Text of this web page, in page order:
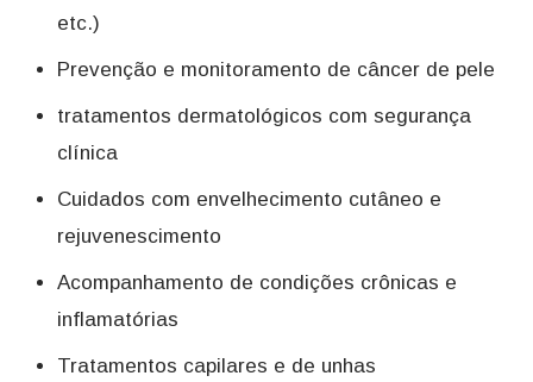
etc.)
Prevenção e monitoramento de câncer de pele
tratamentos dermatológicos com segurança
clínica
Cuidados com envelhecimento cutâneo e
rejuvenescimento
Acompanhamento de condições crônicas e
inflamatórias
Tratamentos capilares e de unhas